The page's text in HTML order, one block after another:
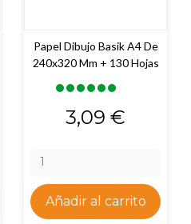
Papel Dibujo Basik A4 De
240x320 Mm + 130 Hojas
Precio
3,09 €
Añadir al carrito